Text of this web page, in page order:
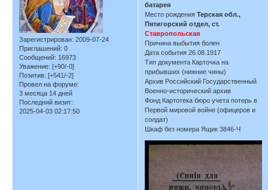
Зарегистрирован: 2009-07-24
Приглашений: 0
Сообщений: 16973
Уважение: [+90/-0]
Позитив: [+541/-2]
Провел на форуме:
3 месяца 14 дней
Последний визит:
2025-04-03 02:17:50
батарея
Место рожденияТерская обл.,
Пятигорский отдел, ст.
Ставропольская
Причина выбытия болен
Дата события 26.08.1917
Тип документа Карточка на
прибывших (нижние чины)
Архив Российский Государственный
Военно-исторический архив
Фонд Картотека бюро учета потерь в
Первой мировой войне (офицеров и
солдат)
Шкаф без номера Ящик 3846-Ч